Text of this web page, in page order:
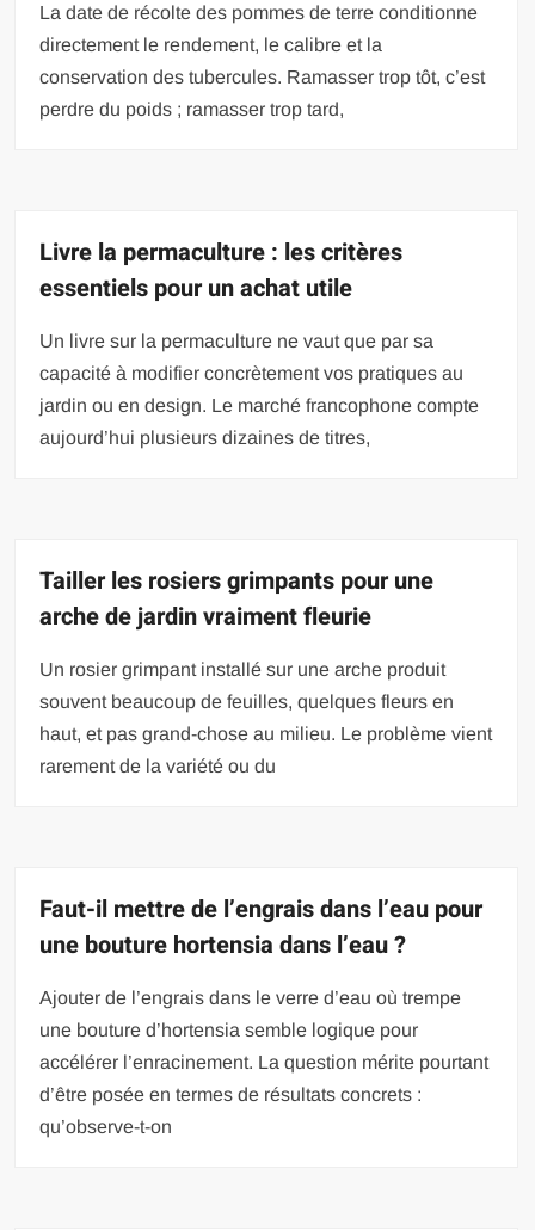
La date de récolte des pommes de terre conditionne
directement le rendement, le calibre et la
conservation des tubercules. Ramasser trop tôt, c’est
perdre du poids ; ramasser trop tard,
Livre la permaculture : les critères
essentiels pour un achat utile
Un livre sur la permaculture ne vaut que par sa
capacité à modifier concrètement vos pratiques au
jardin ou en design. Le marché francophone compte
aujourd’hui plusieurs dizaines de titres,
Tailler les rosiers grimpants pour une
arche de jardin vraiment fleurie
Un rosier grimpant installé sur une arche produit
souvent beaucoup de feuilles, quelques fleurs en
haut, et pas grand-chose au milieu. Le problème vient
rarement de la variété ou du
Faut-il mettre de l’engrais dans l’eau pour
une bouture hortensia dans l’eau ?
Ajouter de l’engrais dans le verre d’eau où trempe
une bouture d’hortensia semble logique pour
accélérer l’enracinement. La question mérite pourtant
d’être posée en termes de résultats concrets :
qu’observe-t-on